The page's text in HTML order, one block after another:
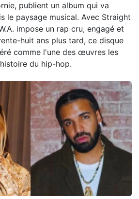
publient un album qui va
le paysage musical. Avec Straight
impose un rap cru, engagé et
huit ans plus tard, ce disque
comme l'une des œuvres les
du hip-hop.